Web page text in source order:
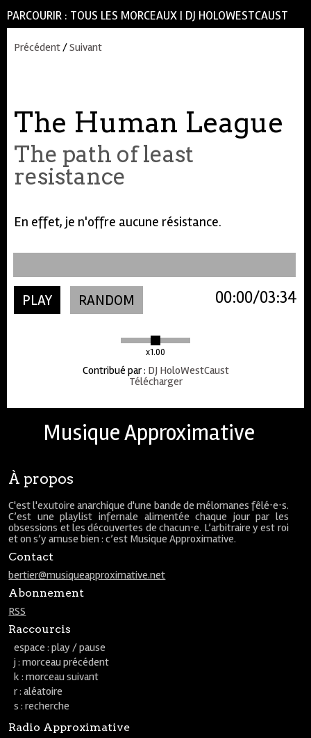
PARCOURIR : TOUS LES MORCEAUX | DJ HOLOWESTCAUST
Précédent/Suivant
The Human League
The path of least
resistance
En effet, je n'offre aucune résistance.
PLAY RANDOM
x1.00
03:34
00:00
Contribué par: DJ HoloWestCaust
Télécharger
Musique Approximative
À propos
C'est l'exutoire anarchique d'une bande de mélomanes fêlé⋅e⋅s.
C’est une playlist infernale alimentée chaque jour par les
obsessions et les découvertes de chacun⋅e. L’arbitraire y est roi
et on s’y amuse bien : c’est Musique Approximative.
Contact
bertier@musiqueapproximative.net
Abonnement
RSS
Raccourcis
espace : play / pause
j : morceau précédent
k : morceau suivant
r : aléatoire
s : recherche
Radio Approximative